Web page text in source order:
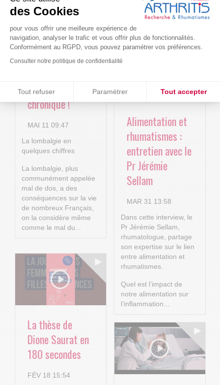
des Cookies
pour vous offrir une meilleure expérience de
navigation, analyser le trafic et vous offrir plus de fonctionnalités.
Conformément au RGPD, vous pouvez paramétrer vos préférences.
Consulter notre politique de confidentialité
Tout refuser Paramétrer Tout accepter
Axeptio consent
Plateforme de Gestion du Consentement : Personnalisez vos
Notre plateforme vous permet d'adapter et de gérer vos
4P : Les
nouvelles
technologies
numériques au
lombalgie
chronique !
MAI 11 09:47
La lombalgie en
quelques chiffres
La lombalgie, plus
communément appelée
mal de dos, a des
conséquences sur la vie
de nombreux Français,
on la considère même
comme le mal du...
Cure-RA
AVR 22 15:01
Alimentation et
rhumatismes :
entretien avec le
Pr Jérémie
Sellam
MAR 31 13:58
Dans cette interview, le
Pr Jérémie Sellam,
rhumatologue, partage
son expertise sur le lien
entre alimentation et
rhumatismes.
Quel est l’impact de
notre alimentation sur
l’inflammation...
La thèse de
Dione Saurat en
180 secondes
FÉV 18 15:54